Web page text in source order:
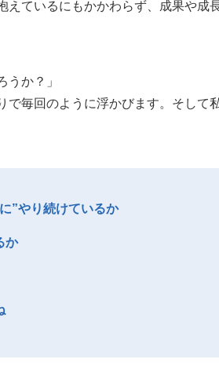
えているにもかかわらず、成果や成
うか？」
で毎回のように浮かびます。そして
”やり続けているか
か